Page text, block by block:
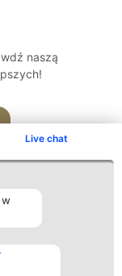
Live chat
w
naszą